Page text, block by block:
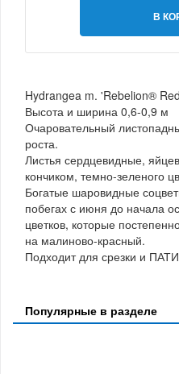
В
Hydrangea m. 'Rebelion®
Высота и ширина 0,6-0,9 м
Очаровательный
роста.
Листья сердцевидные,
кончиком, темно-зеленого
Богатые шаровидные
побегах с июня до начала
цветков, которые
на малиново-красный.
Подходит для срезки и
Популярные в разделе